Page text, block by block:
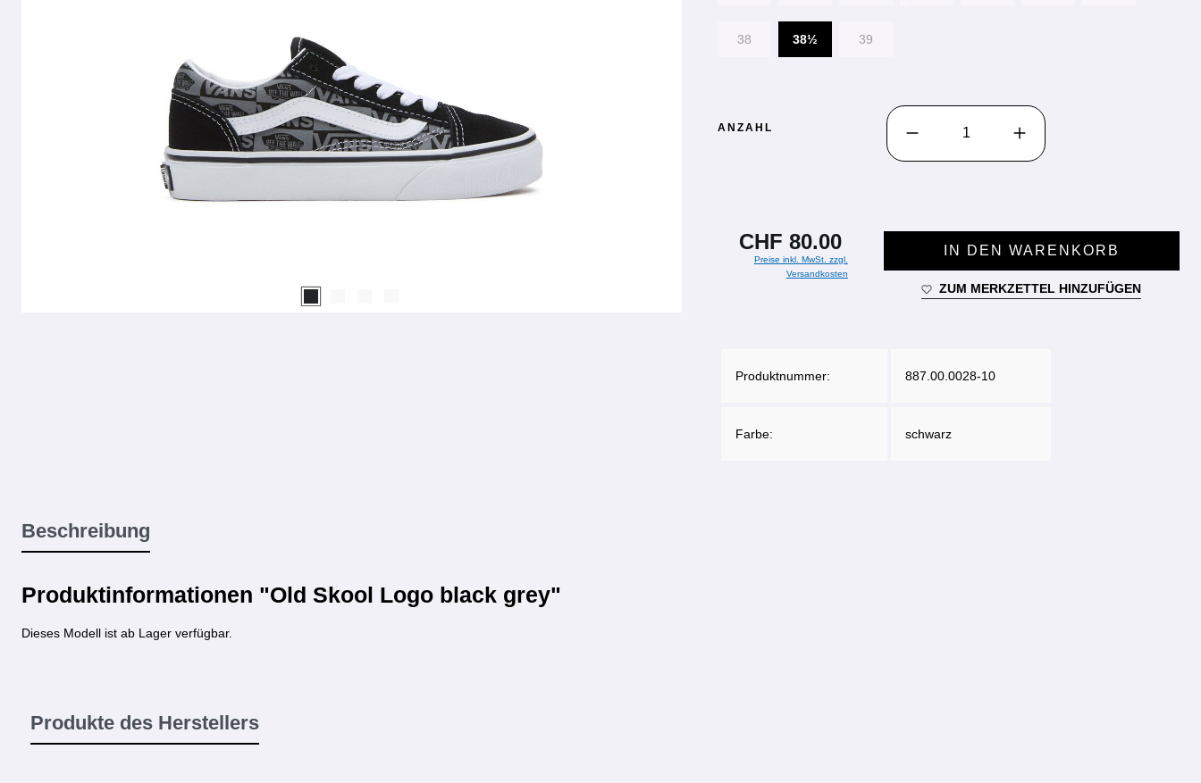
38 38½ 39
ANZAHL
PRODUKT ANZAHL: GIB DEN GEWÜNSCHTEN
CHF 80.00
Preise inkl. MwSt. zzgl.
Versandkosten
IN DEN WARENKORB
ZUM MERKZETTEL HINZUFÜGEN
Produktnummer: 887.00.0028-10
Farbe: schwarz
Beschreibung
Produktinformationen "Old Skool Logo black grey"
Dieses Modell ist ab Lager verfügbar.
Produkte des Herstellers